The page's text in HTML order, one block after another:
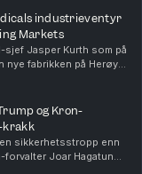
industrieventyr
Markets
sjef Jasper Kurth som på
nye fabrikken på Herøya
forvalter Dan Erik
og Kron-
krakk
sikkerhetsstropp enn
Joar Hagatun
som er redd for et AI-